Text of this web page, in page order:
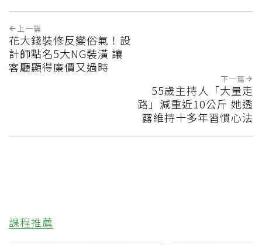
上一篇
花大錢裝修反變俗氣！設
計師點名5大NG裝潢 讓
客廳顯得廉價又過時
下一篇
55歲主持人「大量走
路」減重近10公斤 她透
露維持十多年習慣心法
課程推薦